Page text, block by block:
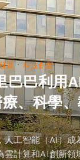
展· 科技創新
巴巴利用
、科學
人工智能（AI）成
雲計算和AI創新領